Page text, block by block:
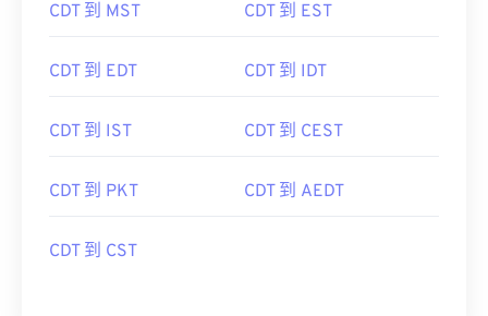
CDT 到 MST CDT 到 EST
CDT 到 EDT CDT 到 IDT
CDT 到 IST CDT 到 CEST
CDT 到 PKT CDT 到 AEDT
CDT 到 CST